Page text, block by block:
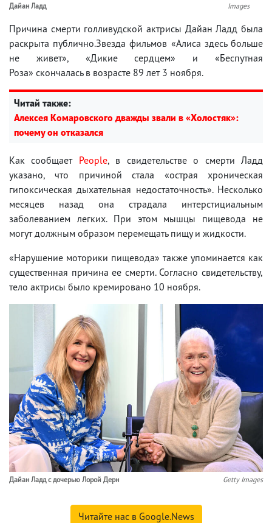
Дайан Ладд
Images
Причина смерти голливудской актрисы Дайан Ладд была
раскрыта публично.Звезда фильмов «Алиса здесь больше
не живет», «Дикие сердцем» и «Беспутная
Роза» скончалась в возрасте 89 лет 3 ноября.
Читай также:
Алексея Комаровского дважды звали в «Холостяк»:
почему он отказался
Как сообщает People, в свидетельстве о смерти Ладд
указано, что причиной стала «острая хроническая
гипоксическая дыхательная недостаточность». Несколько
месяцев назад она страдала интерстициальным
заболеванием легких. При этом мышцы пищевода не
могут должным образом перемещать пищу и жидкости.
«Нарушение моторики пищевода» также упоминается как
существенная причина ее смерти. Согласно свидетельству,
тело актрисы было кремировано 10 ноября.
Дайан Ладд c дочерью Лорой Дерн Getty Images
Читайте нас в Google.News